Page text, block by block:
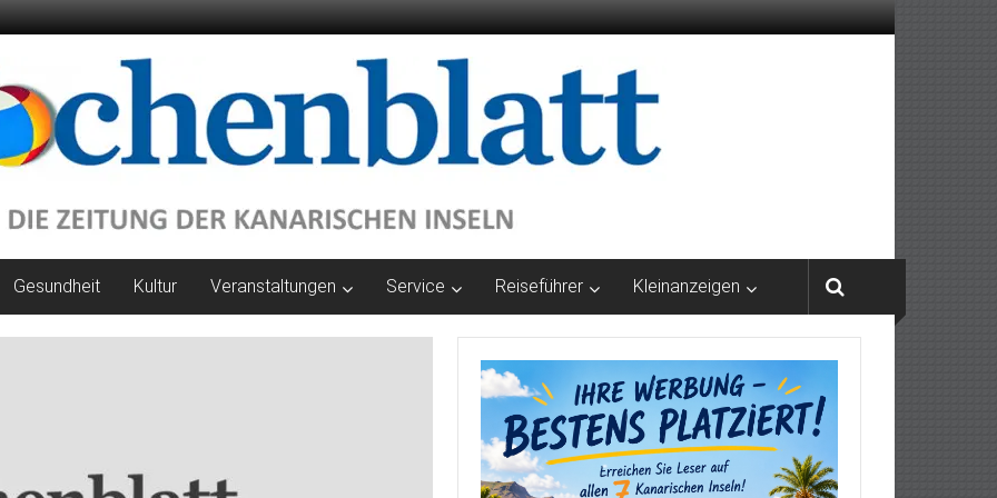
Gesundheit Kultur Veranstaltungen Service Reiseführer Kleinanzeigen